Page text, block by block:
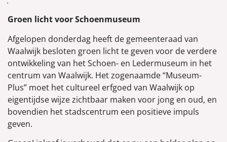
Groen licht voor Schoenmuseum
Afgelopen donderdag heeft de gemeenteraad van
Waalwijk besloten groen licht te geven voor de verdere
ontwikkeling van het Schoen- en Ledermuseum in het
centrum van Waalwijk. Het zogenaamde “Museum-
Plus” moet het cultureel erfgoed van Waalwijk op
eigentijdse wijze zichtbaar maken voor jong en oud, en
bovendien het stadscentrum een positieve impuls
geven.